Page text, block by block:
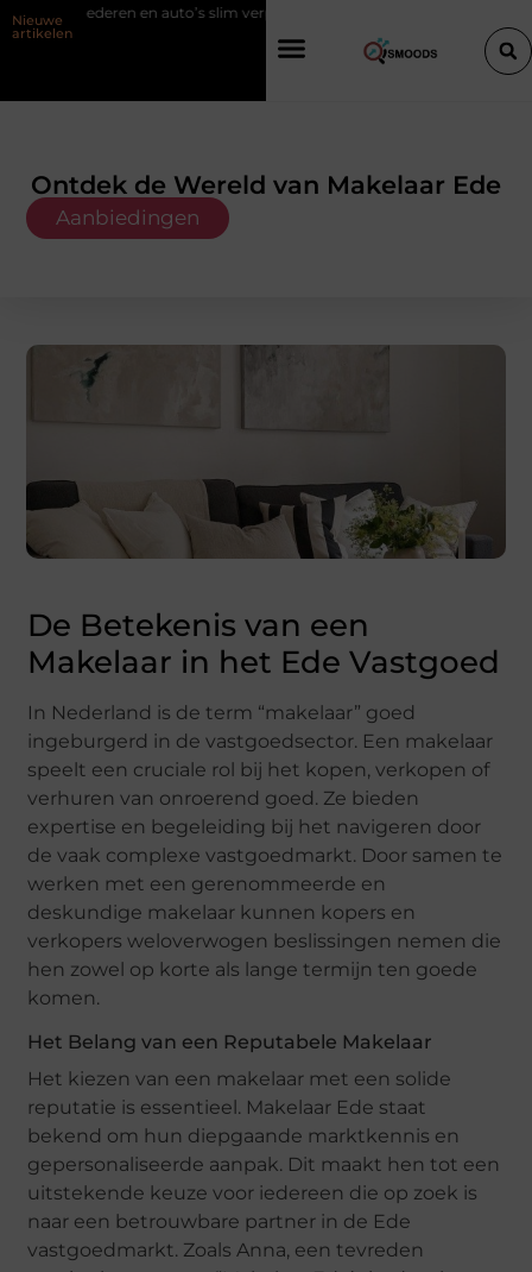
Nieuwe
artikelen
slim verplaatsen met twee liften naast elkaar
Ontdek de Wereld van Makelaar Ede
Aanbiedingen
De Betekenis van een
Makelaar in het Ede Vastgoed
In Nederland is de term “makelaar” goed
ingeburgerd in de vastgoedsector. Een makelaar
speelt een cruciale rol bij het kopen, verkopen of
verhuren van onroerend goed. Ze bieden
expertise en begeleiding bij het navigeren door
de vaak complexe vastgoedmarkt. Door samen te
werken met een gerenommeerde en
deskundige makelaar kunnen kopers en
verkopers weloverwogen beslissingen nemen die
hen zowel op korte als lange termijn ten goede
komen.
Het Belang van een Reputabele Makelaar
Het kiezen van een makelaar met een solide
reputatie is essentieel. Makelaar Ede staat
bekend om hun diepgaande marktkennis en
gepersonaliseerde aanpak. Dit maakt hen tot een
uitstekende keuze voor iedereen die op zoek is
naar een betrouwbare partner in de Ede
vastgoedmarkt. Zoals Anna, een tevreden